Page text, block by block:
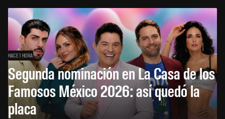
HACE 1 HORA
Segunda nominación en La Casa de los
Famosos México 2026: así quedó la
placa